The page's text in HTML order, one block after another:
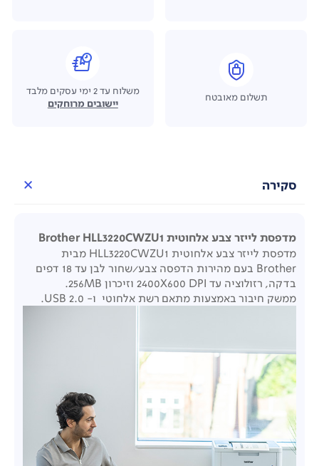
תשלום מאובטח
משלוח עד 2 ימי עסקים מלבד
יישובים מרוחקים
סקירה
מדפסת לייזר צבע אלחוטית Brother HLL3220CWZU1
מדפסת לייזר צבע אלחוטית HLL3220CWZU1 מבית
Brother בעם מהירות הדפסה צבע/שחור לבן עד 18 דפים
בדקה, רזולוציה עד 2400X600 DPI וזיכרון 256MB.
ממשק חיבור באמצעות מתאם רשת אלחוטי ו- USB 2.0.